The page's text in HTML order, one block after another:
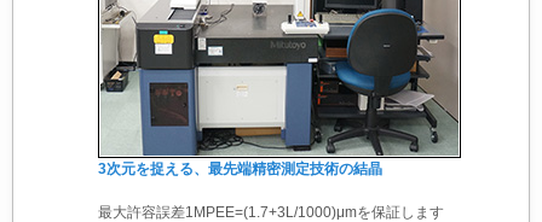
3次元を捉える、最先端精密測定技術の結晶
最大許容誤差1MPEE=(1.7+3L/1000)μmを保証します